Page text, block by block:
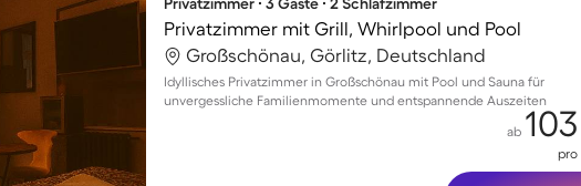
Privatzimmer mit Grill, Whirlpool und Pool
Großschönau, Görlitz, Deutschland
Idyllisches Privatzimmer in Großschönau mit Pool und Sauna für
unvergessliche Familienmomente und entspannende Auszeiten
ab
pro